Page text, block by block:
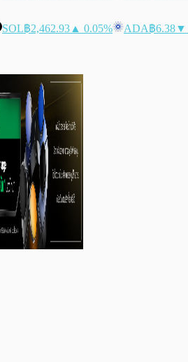
SOL฿2,462.93 ▲ 0.05% ADA฿6.38▼